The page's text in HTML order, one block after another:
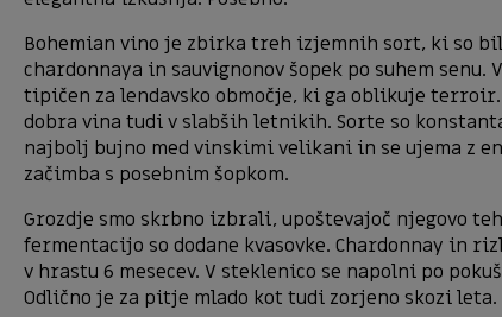
Bohemian vino je zbirka treh izjemnih sort, ki so
chardonnaya in sauvignonov šopek po suhem
tipičen za lendavsko območje, ki ga oblikuje
dobra vina tudi v slabših letnikih. Sorte so
najbolj bujno med vinskimi velikani in se ujema z
začimba s posebnim šopkom.
Grozdje smo skrbno izbrali, upoštevajoč njegovo
fermentacijo so dodane kvasovke. Chardonnay in
v hrastu 6 mesecev. V steklenico se napolni po
Odlično je za pitje mlado kot tudi zorjeno skozi leta.